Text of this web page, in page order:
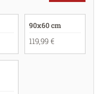
90x60 cm
119,99 €